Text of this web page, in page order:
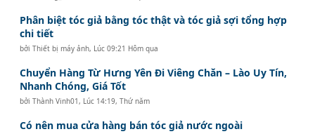
Phân biệt tóc giả bằng tóc thật và tóc giả sợi tổng hợp
chi tiết
bởiThiết bị máy ảnh, Lúc 09:21 Hôm qua
Chuyển Hàng Từ Hưng Yên Đi Viêng Chăn – Lào Uy Tín,
Nhanh Chóng, Giá Tốt
bởiThành Vinh01 , Lúc 14:19, Thứ năm
Có nên mua cửa hàng bán tóc giả nước ngoài